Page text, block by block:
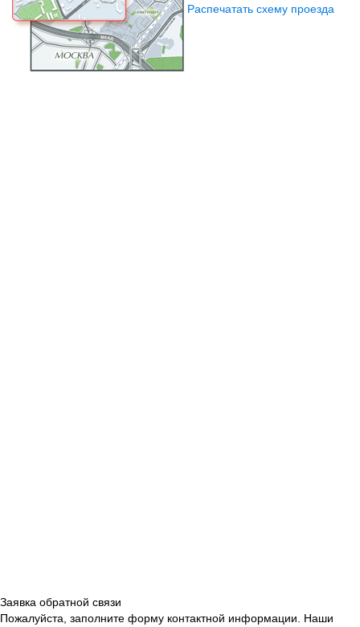
Распечатать схему проезда
Заявка обратной связи
Пожалуйста, заполните форму контактной информации. Наши